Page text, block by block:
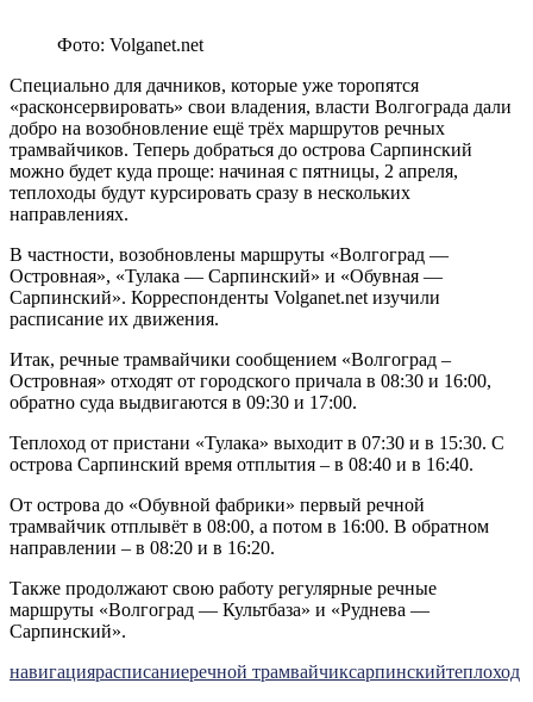
Фото: Volganet.net
Специально для дачников, которые уже торопятся
«расконсервировать» свои владения, власти Волгограда дали
добро на возобновление ещё трёх маршрутов речных
трамвайчиков. Теперь добраться до острова Сарпинский
можно будет куда проще: начиная с пятницы, 2 апреля,
теплоходы будут курсировать сразу в нескольких
направлениях.
В частности, возобновлены маршруты «Волгоград —
Островная», «Тулака — Сарпинский» и «Обувная —
Сарпинский». Корреспонденты Volganet.net изучили
расписание их движения.
Итак, речные трамвайчики сообщением «Волгоград –
Островная» отходят от городского причала в 08:30 и 16:00,
обратно суда выдвигаются в 09:30 и 17:00.
Теплоход от пристани «Тулака» выходит в 07:30 и в 15:30. С
острова Сарпинский время отплытия – в 08:40 и в 16:40.
От острова до «Обувной фабрики» первый речной
трамвайчик отплывёт в 08:00, а потом в 16:00. В обратном
направлении – в 08:20 и в 16:20.
Также продолжают свою работу регулярные речные
маршруты «Волгоград — Культбаза» и «Руднева —
Сарпинский».
навигациярасписаниеречной трамвайчиксарпинскийтеплоход